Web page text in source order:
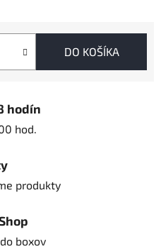
DO KOŠÍKA
hodín
hod.
produkty
boxov